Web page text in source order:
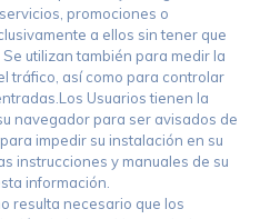
promociones o
a ellos sin tener que
utilizan también para medir la
tráfico, así como para controlar
Usuarios tienen la
navegador para ser avisados de
impedir su instalación en su
instrucciones y manuales de su
información.
resulta necesario que los